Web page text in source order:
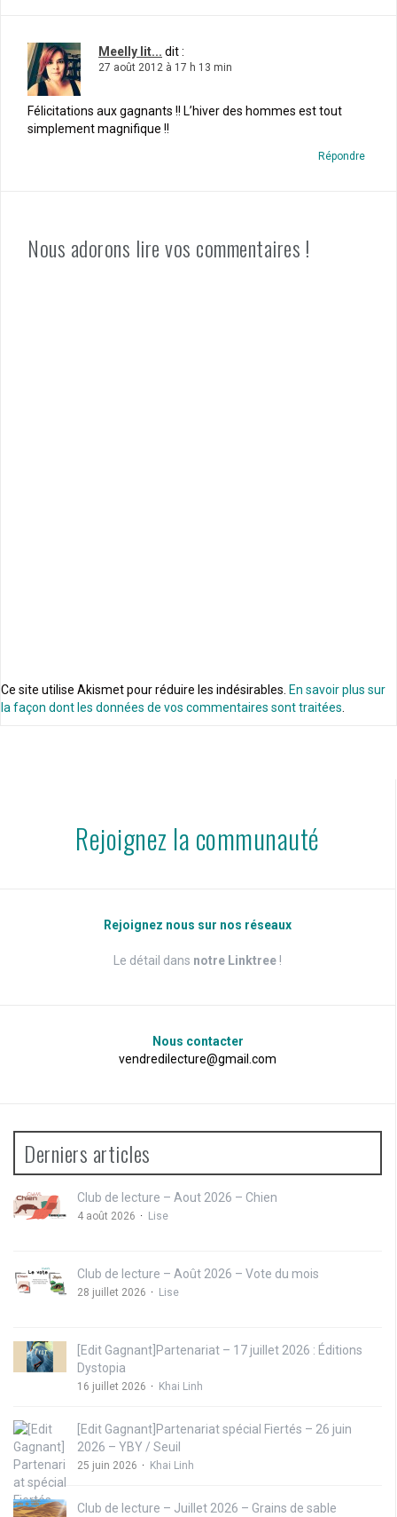
Meelly lit... dit :
27 août 2012 à 17 h 13 min
Félicitations aux gagnants !! L’hiver des hommes est tout
simplement magnifique !!
Répondre
Nous adorons lire vos commentaires !
Ce site utilise Akismet pour réduire les indésirables. En savoir plus sur
la façon dont les données de vos commentaires sont traitées
Rejoignez la communauté
Rejoignez nous sur nos réseaux
Le détail dans notre Linktree !
Nous contacter
vendredilecture@gmail.com
Derniers articles
Club de lecture – Aout 2026 – Chien
4 août 2026 Lise
Club de lecture – Août 2026 – Vote du mois
28 juillet 2026 Lise
[Edit Gagnant]Partenariat – 17 juillet 2026 : Éditions
Dystopia
16 juillet 2026 Khai Linh
[Edit Gagnant]Partenariat spécial Fiertés – 26 juin
2026 – YBY / Seuil
25 juin 2026 Khai Linh
Club de lecture – Juillet 2026 – Grains de sable